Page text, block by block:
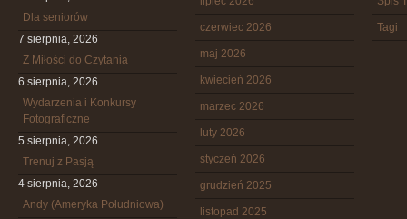
Dla seniorów
7 sierpnia, 2026
Z Miłości do Czytania
6 sierpnia, 2026
Wydarzenia i Konkursy
Fotograficzne
5 sierpnia, 2026
Trenuj z Pasją
4 sierpnia, 2026
Andy (Ameryka Południowa)
czerwiec 2026
maj 2026
kwiecień 2026
marzec 2026
luty 2026
styczeń 2026
grudzień 2025
listopad 2025
Tagi